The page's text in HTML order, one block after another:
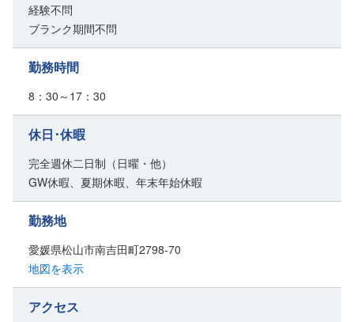
経験不問
ブランク期間不問
勤務時間
8：30～17：30
休日･休暇
完全週休二日制（日曜・他）
GW休暇、夏期休暇、年末年始休暇
勤務地
愛媛県松山市南吉田町2798-70
地図を表示
アクセス